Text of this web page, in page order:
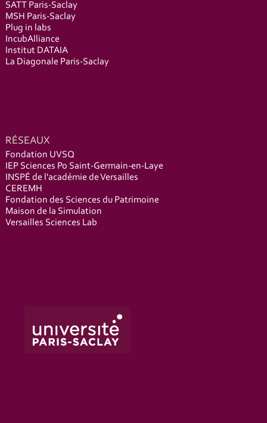
SATT Paris-Saclay
MSH Paris-Saclay
Plug in labs
IncubAlliance
Institut DATAIA
La Diagonale Paris-Saclay
RÉSEAUX
Fondation UVSQ
IEP Sciences Po Saint-Germain-en-Laye
INSPÉ de l'académie de Versailles
CEREMH
Fondation des Sciences du Patrimoine
Maison de la Simulation
Versailles Sciences Lab